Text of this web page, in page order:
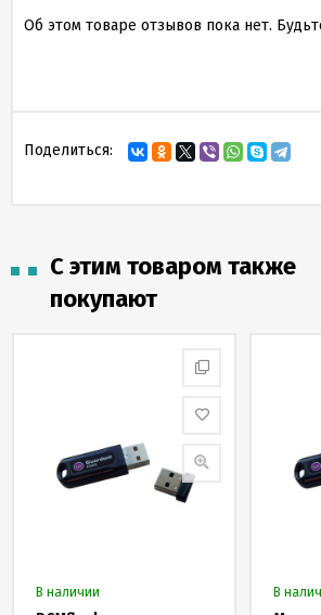
Об этом товаре отзывов пока нет.
Поделиться:
С этим товаром также
покупают
В наличии В